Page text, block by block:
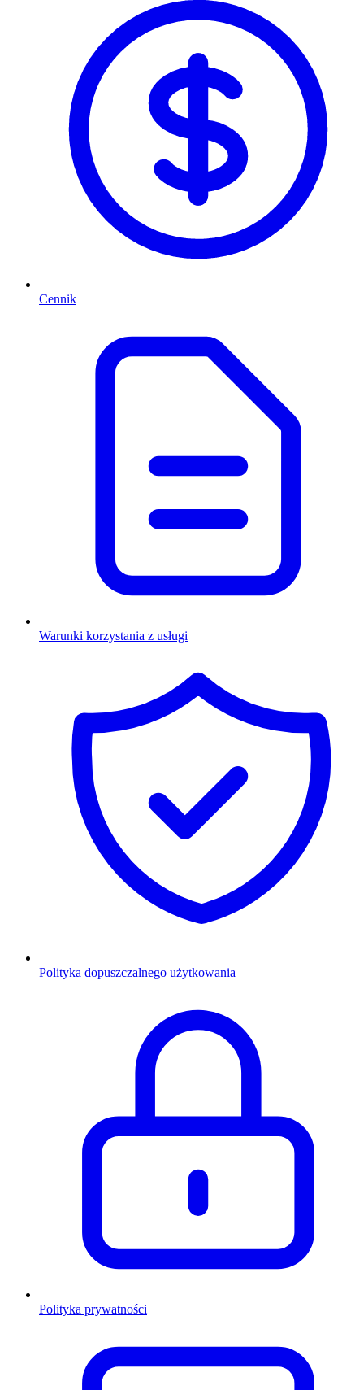
Cennik
Warunki korzystania z usługi
Polityka dopuszczalnego użytkowania
Polityka prywatności